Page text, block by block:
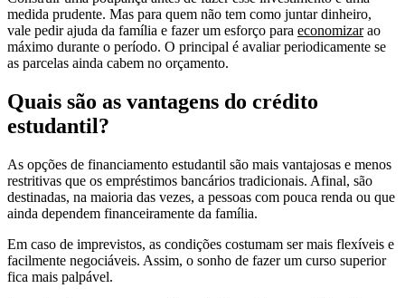
medida prudente. Mas para quem não tem como juntar dinheiro,
vale pedir ajuda da família e fazer um esforço para economizarao
máximo durante o período. O principal é avaliar periodicamente se
as parcelas ainda cabem no orçamento.
Quais são as vantagens do crédito
estudantil?
As opções de financiamento estudantil são mais vantajosas e menos
restritivas que os empréstimos bancários tradicionais. Afinal, são
destinadas, na maioria das vezes, a pessoas com pouca renda ou que
ainda dependem financeiramente da família.
Em caso de imprevistos, as condições costumam ser mais flexíveis e
facilmente negociáveis. Assim, o sonho de fazer um curso superior
fica mais palpável.